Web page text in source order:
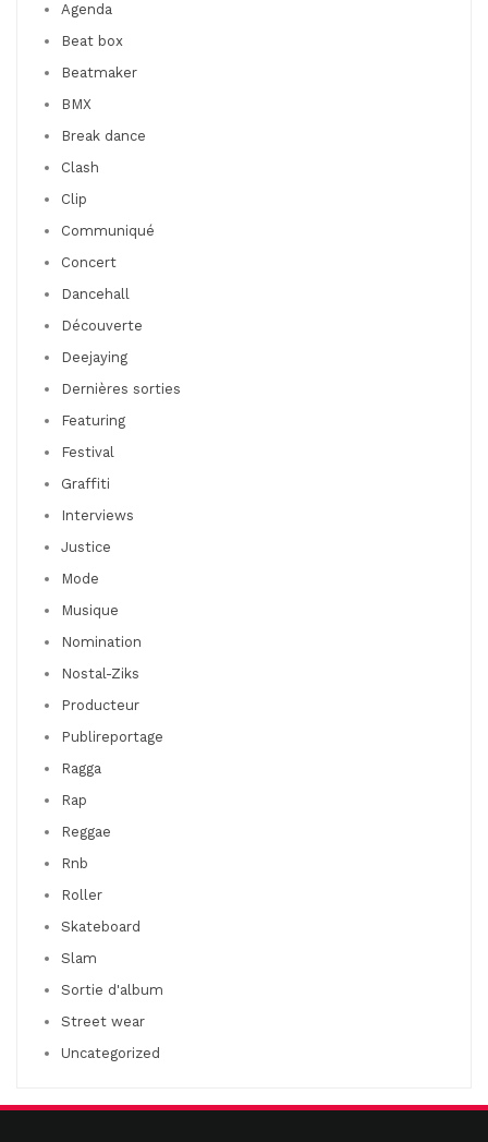
Agenda
Beat box
Beatmaker
BMX
Break dance
Clash
Clip
Communiqué
Concert
Dancehall
Découverte
Deejaying
Dernières sorties
Featuring
Festival
Graffiti
Interviews
Justice
Mode
Musique
Nomination
Nostal-Ziks
Producteur
Publireportage
Ragga
Rap
Reggae
Rnb
Roller
Skateboard
Slam
Sortie d'album
Street wear
Uncategorized